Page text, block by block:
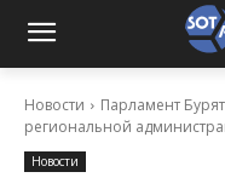
Новости
Парламент
региональной
Новости